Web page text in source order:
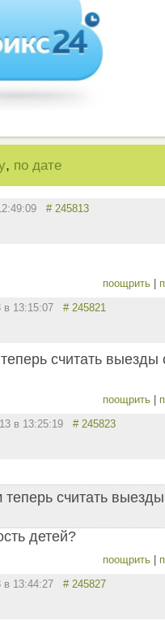
, по дате
# 245813
поощрить
в 13:15:07 # 245821
считать выезды
поощрить
в 13:25:19 # 245823
считать
детей?
поощрить
в 13:44:27 # 245827